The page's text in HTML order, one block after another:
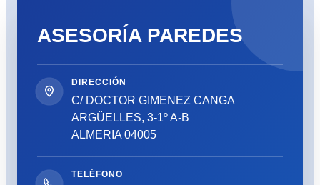
ASESORÍA PAREDES
C/ DOCTOR GIMENEZ CANGA
ARGÜELLES, 3-1º A-B
ALMERIA 04005